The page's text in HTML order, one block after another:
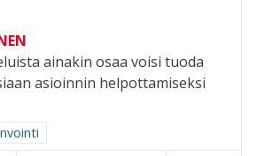
ainakin osaa voisi tuoda
asioinnin helpottamiseksi
mukaan: Terveys ja hyvinvointi